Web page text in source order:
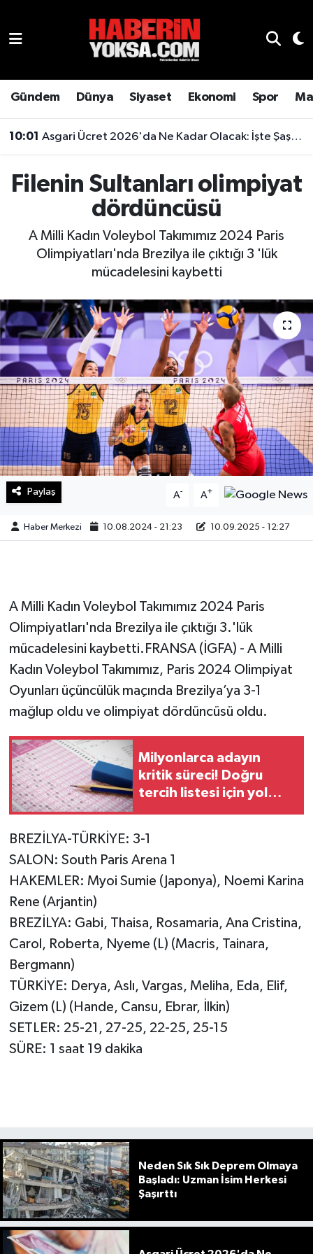
Gündem Dünya Siyaset Ekonomi Spor
10:01 Asgari Ücret 2026'da Ne Kadar Olacak: İşte Şaşırtan Rakam
Filenin Sultanları olimpiyat
dördüncüsü
A Milli Kadın Voleybol Takımımız 2024 Paris
Olimpiyatları'nda Brezilya ile çıktığı 3 'lük
mücadelesini kaybetti
Paylaş A- A+
Haber Merkezi 10.08.2024 - 21:23 10.09.2025 - 12:27
A Milli Kadın Voleybol Takımımız 2024 Paris
Olimpiyatları'nda Brezilya ile çıktığı 3.'lük
mücadelesini kaybetti.FRANSA (İGFA) - A Milli
Kadın Voleybol Takımımız, Paris 2024 Olimpiyat
Oyunları üçüncülük maçında Brezilya’ya 3-1
mağlup oldu ve olimpiyat dördüncüsü oldu.
Milyonlarca adayın
kritik süreci! Doğru
tercih listesi için yol
BREZİLYA-TÜRKİYE: 3-1
SALON: South Paris Arena 1
HAKEMLER: Myoi Sumie (Japonya), Noemi Karina
Rene (Arjantin)
BREZİLYA: Gabi, Thaisa, Rosamaria, Ana Cristina,
Carol, Roberta, Nyeme (L) (Macris, Tainara,
Bergmann)
TÜRKİYE: Derya, Aslı, Vargas, Meliha, Eda, Elif,
Gizem (L) (Hande, Cansu, Ebrar, İlkin)
SETLER: 25-21, 27-25, 22-25, 25-15
SÜRE: 1 saat 19 dakika
Neden Sık Sık Deprem Olmaya
Başladı: Uzman İsim Herkesi
Şaşırttı
Genel
Gündem
Otomobil
Sağlık
Teknoloji
Yaşam
Hava Durumu
Son Dakika Haberleri
Haber Arşivi